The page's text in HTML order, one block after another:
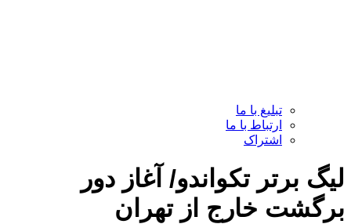
تبلیغ با ما
ارتباط با ما
اشتراک
لیگ برتر تکواندو/ آغاز دور
برگشت خارج از تهران